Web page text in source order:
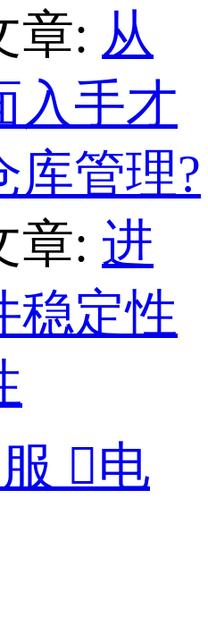
章: 从
入手才
库管理?
章: 进
稳定性
电